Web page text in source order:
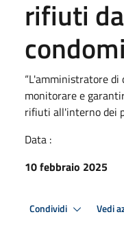
rifiuti
“L'amministratore
monitorare e
rifiuti all'interno dei
Data :
10 febbraio 2025
Condividi Vedi